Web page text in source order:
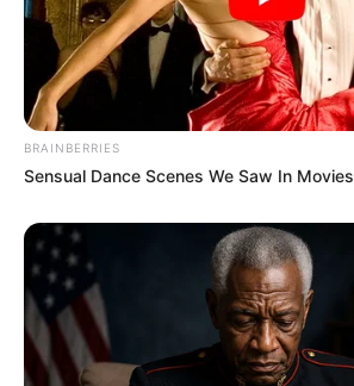
BRAINBERRIES
Sensual Dance Scenes We Saw In Movies